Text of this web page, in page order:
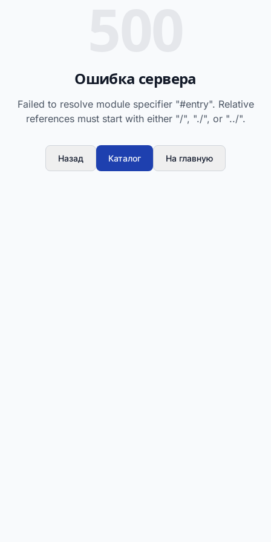
Ошибка сервера
Failed to resolve module specifier "#entry". Relative
references must start with either "/", "./", or "../".
Назад Каталог На главную